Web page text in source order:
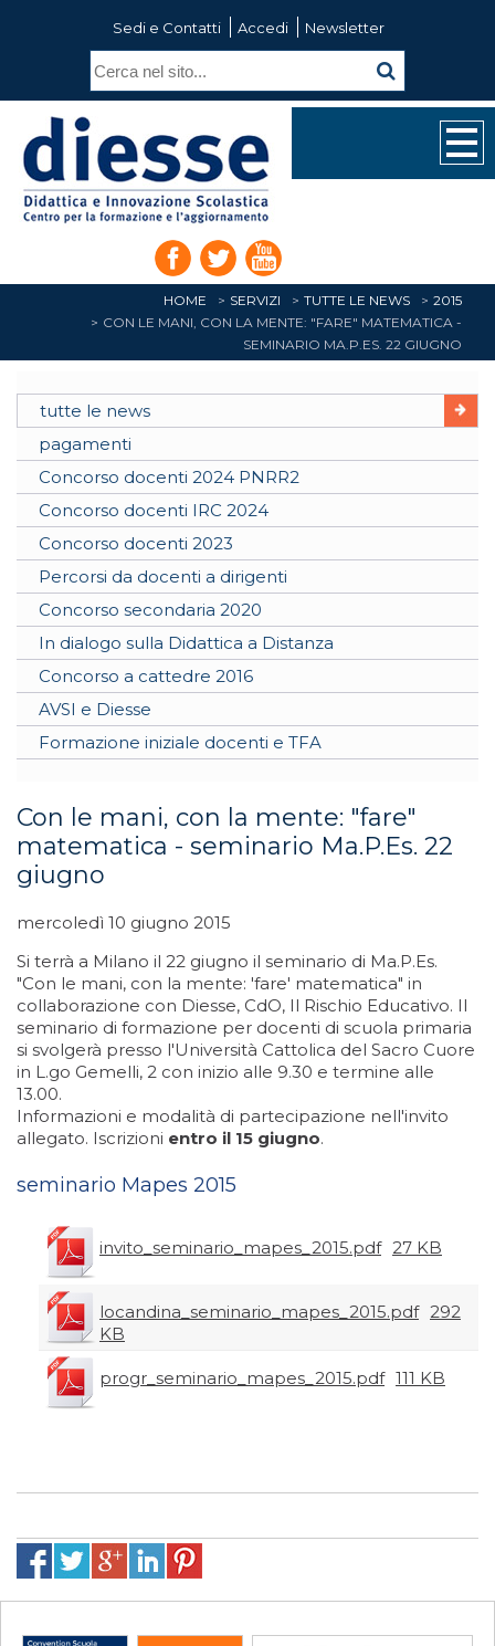
Sedi e Contatti Accedi Newsletter
HOME SERVIZI TUTTE LE NEWS
2015
CON LE MANI, CON LA MENTE: "FARE" MATEMATICA -
SEMINARIO MA.P.ES. 22 GIUGNO
tutte le news
pagamenti
Concorso docenti 2024 PNRR2
Concorso docenti IRC 2024
Concorso docenti 2023
Percorsi da docenti a dirigenti
Concorso secondaria 2020
In dialogo sulla Didattica a Distanza
Concorso a cattedre 2016
AVSI e Diesse
Formazione iniziale docenti e TFA
Con le mani, con la mente: "fare"
matematica - seminario Ma.P.Es. 22
giugno
mercoledì 10 giugno 2015
Si terrà a Milano il 22 giugno il seminario di Ma.P.Es.
"Con le mani, con la mente: 'fare' matematica" in
collaborazione con Diesse, CdO, Il Rischio Educativo. Il
seminario di formazione per docenti di scuola primaria
si svolgerà presso l'Università Cattolica del Sacro Cuore
in L.go Gemelli, 2 con inizio alle 9.30 e termine alle
13.00.
Informazioni e modalità di partecipazione nell'invito
allegato. Iscrizioni entro il 15 giugno.
seminario Mapes 2015
invito_seminario_mapes_2015.pdf 27 KB
locandina_seminario_mapes_2015.pdf 292
KB
progr_seminario_mapes_2015.pdf 111 KB